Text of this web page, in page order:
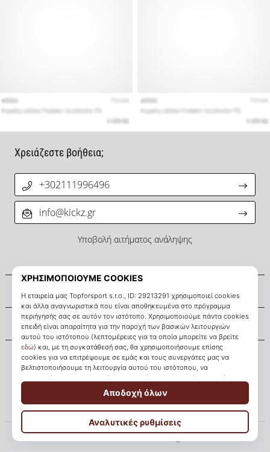
KICKZ.gr
Σχετικά μ' εμάς
Εξυπηρέτηση πελατών
Χρειάζεστε βοήθεια;
+302111996496
info@kickz.gr
Υποβολή αιτήματος ανάληψης